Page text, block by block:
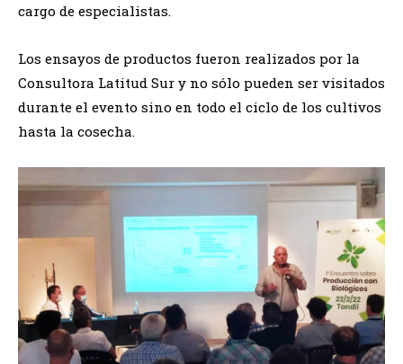
cargo de especialistas.
Los ensayos de productos fueron realizados por la
Consultora Latitud Sur y no sólo pueden ser visitados
durante el evento sino en todo el ciclo de los cultivos
hasta la cosecha.